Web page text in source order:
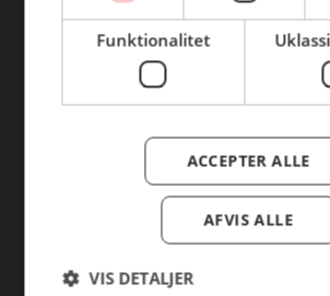
BC Catering Aalborg
BC Catering Kolding
Funktionalitet
ACCEPTER ALLE
AFVIS ALLE
VIS DETALJER